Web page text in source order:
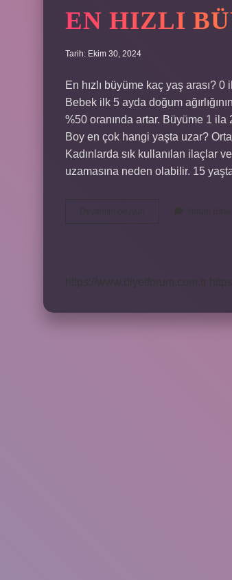
EN HIZLI
Tarih: Ekim 30, 2024
En hızlı büyüme kaç yaş arası?
Bebek ilk 5 ayda doğum
%50 oranında artar. Büyüme 1
Boy en çok hangi yaşta uzar?
Kadınlarda sık kullanılan ilaçlar
uzamasına neden olabilir. 15